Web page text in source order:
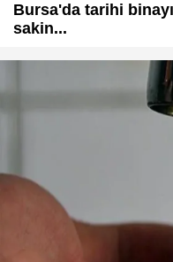
Bursa'da tarihi
sakin...